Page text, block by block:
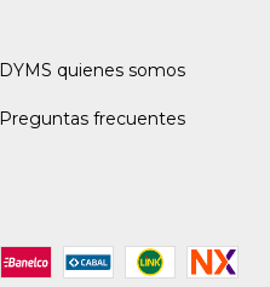
DYMS quienes somos
Preguntas frecuentes